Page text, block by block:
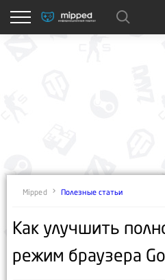
Mipped Полезные статьи
Как улучшить
режим браузера